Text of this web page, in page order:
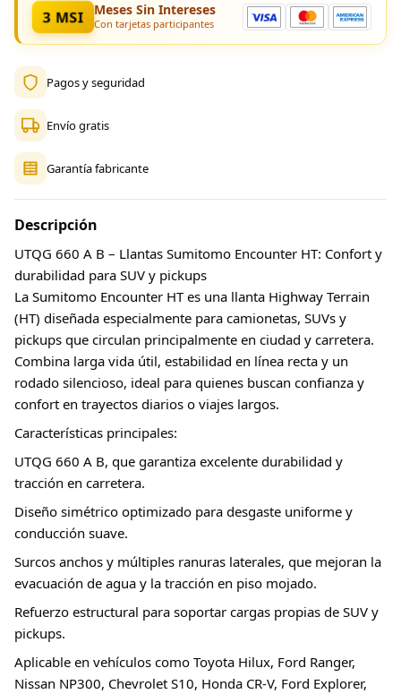
3 MSI Meses Sin Intereses
Con tarjetas participantes
Pagos y seguridad
Envío gratis
Garantía fabricante
Descripción
UTQG 660 A B – Llantas Sumitomo Encounter HT: Confort y
durabilidad para SUV y pickups
La Sumitomo Encounter HT es una llanta Highway Terrain
(HT) diseñada especialmente para camionetas, SUVs y
pickups que circulan principalmente en ciudad y carretera.
Combina larga vida útil, estabilidad en línea recta y un
rodado silencioso, ideal para quienes buscan confianza y
confort en trayectos diarios o viajes largos.
Características principales:
UTQG 660 A B, que garantiza excelente durabilidad y
tracción en carretera.
Diseño simétrico optimizado para desgaste uniforme y
conducción suave.
Surcos anchos y múltiples ranuras laterales, que mejoran la
evacuación de agua y la tracción en piso mojado.
Refuerzo estructural para soportar cargas propias de SUV y
pickups.
Aplicable en vehículos como Toyota Hilux, Ford Ranger,
Nissan NP300, Chevrolet S10, Honda CR-V, Ford Explorer,